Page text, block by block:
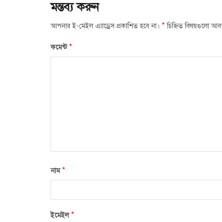
মন্তব্য করুন
আপনার ই-মেইল এ্যাড্রেস প্রকাশিত হবে না। * চিহ্নিত বিষয়গুলো
কমেন্ট*
নাম*
ইমেইল*